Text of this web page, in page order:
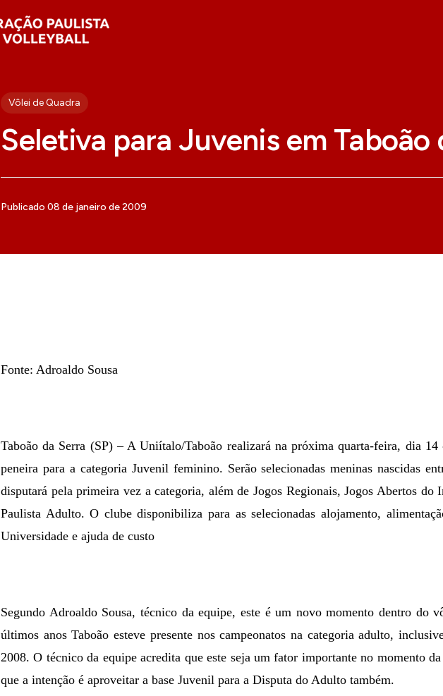
Vôlei de Quadra
Seletiva para Juvenis em Taboão
Publicado 08 de janeiro de 2009
Fonte: Adroaldo Sousa
Taboão da Serra (SP) – A Uniítalo/Taboão realizará na próxima quarta-feira, dia 14
peneira para a categoria Juvenil feminino. Serão selecionadas meninas nascidas
disputará pela primeira vez a categoria, além de Jogos Regionais, Jogos Abertos
Paulista Adulto. O clube disponibiliza para as selecionadas alojamento,
Universidade e ajuda de custo
Segundo Adroaldo Sousa, técnico da equipe, este é um novo momento dentro do
últimos anos Taboão esteve presente nos campeonatos na categoria adulto,
2008. O técnico da equipe acredita que este seja um fator importante no momento
que a intenção é aproveitar a base Juvenil para a Disputa do Adulto também.